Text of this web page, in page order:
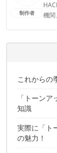
制作者
機
これからの
「トーン
知識
SPFだけ
2~3時間
実際に「ト
の魅力！